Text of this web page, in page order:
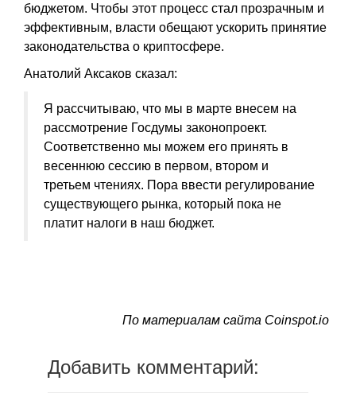
бюджетом. Чтобы этот процесс стал прозрачным и
эффективным, власти обещают ускорить принятие
законодательства о криптосфере.
Анатолий Аксаков сказал:
Я рассчитываю, что мы в марте внесем на
рассмотрение Госдумы законопроект.
Соответственно мы можем его принять в
весеннюю сессию в первом, втором и
третьем чтениях. Пора ввести регулирование
существующего рынка, который пока не
платит налоги в наш бюджет.
По материалам сайта Coinspot.io
Добавить комментарий: